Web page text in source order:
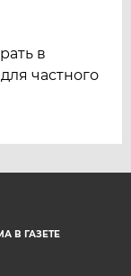
в
частного
В ГАЗЕТЕ